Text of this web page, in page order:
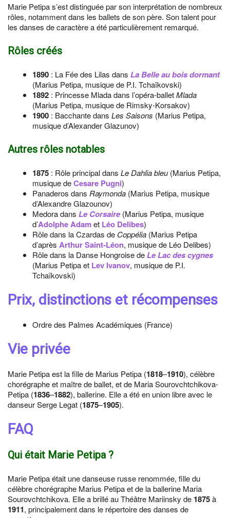
Marie Petipa s’est distinguée par son interprétation de nombreux
rôles, notamment dans les ballets de son père. Son talent pour
les danses de caractère a été particulièrement remarqué.
Rôles créés
1890 : La Fée des Lilas dans La Belle au bois dormant
(Marius Petipa, musique de P.I. Tchaïkovski)
1892 : Princesse Mlada dans l’opéra-balletMlada
(Marius Petipa, musique de Rimsky-Korsakov)
1900 : Bacchante dans Les Saisons (Marius Petipa,
musique d’Alexander Glazunov)
Autres rôles notables
1875 : Rôle principal dans Le Dahlia bleu (Marius Petipa,
musique deCesare Pugni)
Panaderos dans Raymonda (Marius Petipa, musique
d’Alexandre Glazounov)
Medora dans Le Corsaire(Marius Petipa, musique
d’Adolphe Adamet Léo Delibes)
Rôle dans la Czardas de Coppélia (Marius Petipa
d’après Arthur Saint-Léon, musique de Léo Delibes)
Rôle dans la Danse Hongroise deLe Lac des cygnes
(Marius Petipa et Lev Ivanov, musique de P.I.
Tchaïkovski)
Prix, distinctions et récompenses
Ordre des Palmes Académiques (France)
Vie privée
Marie Petipa est la fille de Marius Petipa (1818–1910), célèbre
chorégraphe et maître de ballet, et de Maria Sourovchtchikova-
Petipa (1836–1882), ballerine. Elle a été en union libre avec le
danseur Serge Legat (1875–1905).
FAQ
Qui était Marie Petipa ?
Marie Petipa était une danseuse russe renommée, fille du
célèbre chorégraphe Marius Petipa et de la ballerine Maria
Sourovchtchikova. Elle a brillé au Théâtre Mariinsky de 1875à
1911, principalement dans le répertoire des danses de